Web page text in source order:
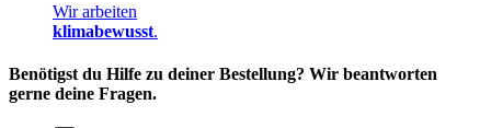
Wir arbeiten
klimabewusst.
Benötigst du Hilfe zu deiner Bestellung? Wir beantworten
gerne deine Fragen.